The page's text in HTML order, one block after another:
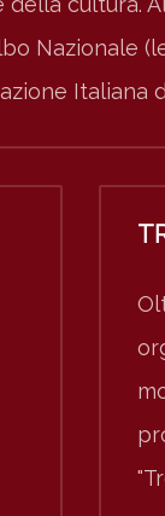
Nazionale
Italiana